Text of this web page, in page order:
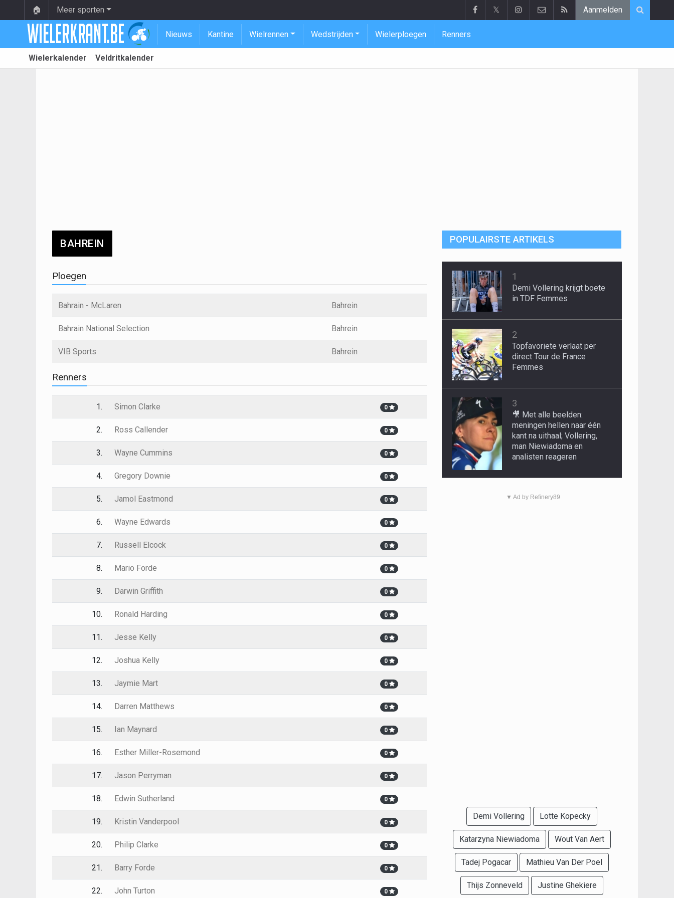
🏠 Meer sporten 𝕏 Aanmelden
Nieuws Kantine Wielrennen Wedstrijden Wielerploegen Renners
Wielerkalender Veldritkalender
BAHREIN
Ploegen
Bahrain - McLaren Bahrein
Bahrain National Selection Bahrein
VIB Sports Bahrein
Renners
1. Simon Clarke 0
2. Ross Callender 0
3. Wayne Cummins 0
4. Gregory Downie 0
5. Jamol Eastmond 0
6. Wayne Edwards 0
7. Russell Elcock 0
8. Mario Forde 0
9. Darwin Griffith 0
10. Ronald Harding 0
11. Jesse Kelly 0
12. Joshua Kelly 0
13. Jaymie Mart 0
14. Darren Matthews 0
15. Ian Maynard 0
16. Esther Miller-Rosemond 0
17. Jason Perryman 0
18. Edwin Sutherland 0
19. Kristin Vanderpool 0
20. Philip Clarke 0
21. Barry Forde 0
22. John Turton 0
POPULAIRSTE ARTIKELS
1
Demi Vollering krijgt boete
in TDF Femmes
2
Topfavoriete verlaat per
direct Tour de France
Femmes
3
🎥 Met alle beelden:
meningen hellen naar één
kant na uithaal; Vollering,
man Niewiadoma en
analisten reageren
▼ Ad by Refinery89
Demi Vollering Lotte Kopecky
Katarzyna Niewiadoma Wout Van Aert
Tadej Pogacar Mathieu Van Der Poel
Thijs Zonneveld Justine Ghekiere